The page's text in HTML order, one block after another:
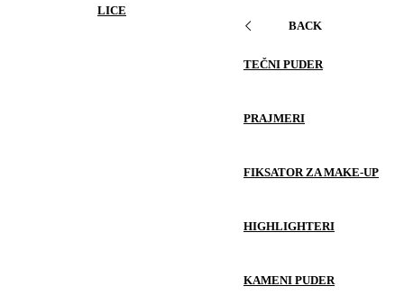
LICE
BACK
TEČNI PUDER
PRAJMERI
FIKSATOR ZA MAKE-UP
HIGHLIGHTERI
KAMENI PUDER